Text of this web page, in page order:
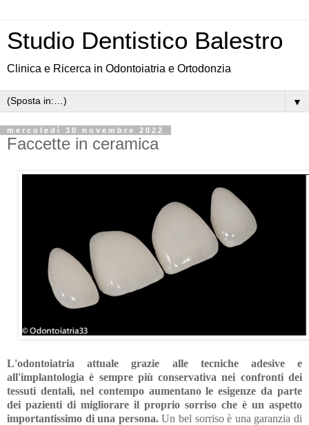
Studio Dentistico Balestro
Clinica e Ricerca in Odontoiatria e Ortodonzia
▼
mercoledì 30 novembre 2022
Faccette in ceramica
L'odontoiatria attuale grazie alle tecniche adesive e
all'implantologia è sempre più conservativa nei confronti dei
tessuti dentali, nel contempo aumentano le esigenze da parte
dei pazienti di migliorare il proprio sorriso che è un aspetto
importantissimo di una persona. Un bel sorriso è una garanzia di